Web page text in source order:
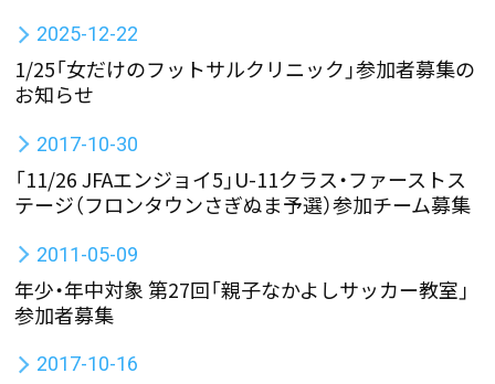
2025-12-22
1/25「女だけのフットサルクリニック」参加者募集の
お知らせ
2017-10-30
「11/26 JFAエンジョイ5」U-11クラス・ファーストス
テージ（フロンタウンさぎぬま予選）参加チーム募集
2011-05-09
年少・年中対象 第27回「親子なかよしサッカー教室」
参加者募集
2017-10-16